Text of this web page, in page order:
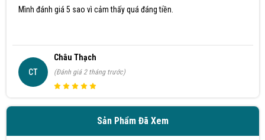
Mình đánh giá 5 sao vì cảm thấy quá đáng tiền.
CT
Châu Thạch
(Đánh giá 2 tháng trước)
Đổi lần 2 do mình chọn nhầm size mà shop giải quyết nhanh gọn lẹ
Sản Phẩm Đã Xem